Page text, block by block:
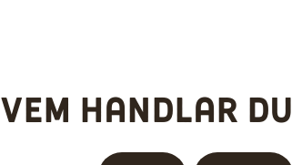
Vem handlar du